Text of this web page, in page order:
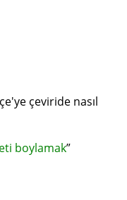
çeviride nasıl
boylamak”